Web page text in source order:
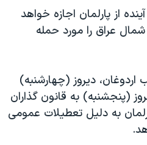
از پارلمان اجازه خواهد
عراق را مورد حمله
ديروز (چهارشنبه)
(پنجشنبه) به قانون گذاران
به دليل تعطيلات عمومی